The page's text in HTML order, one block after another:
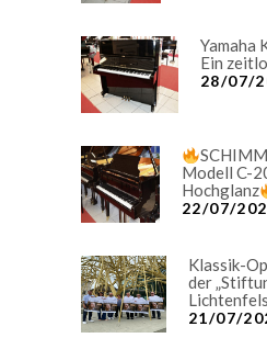
Yamaha
Ein
28/07/
Modell C-
Hochglanz
22/07/
Klassik-
der
21/07/